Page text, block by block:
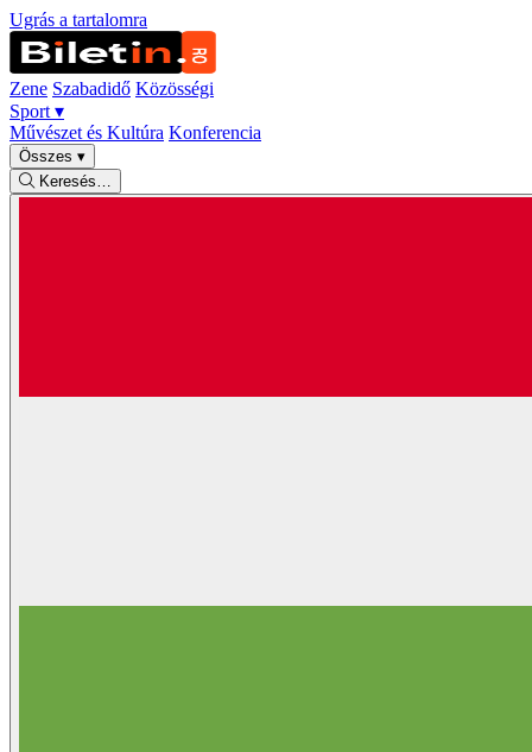
Ugrás a tartalomra
Zene Szabadidő Közösségi
Sport ▾
Művészet és Kultúra Konferencia
Összes ▾
Keresés…